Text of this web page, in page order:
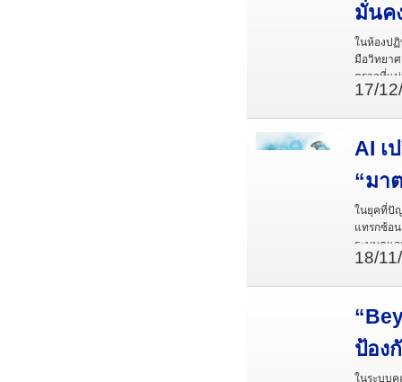
มั่นค
ในห้องป
มือวิทยา
ตรวจที่แ
ผลกระท
17/
AI เ
“มา
ในยุคที่ปัญ
แทรกซ้อ
ระบบดูแ
18/
ป้อง
ในระบบคุ